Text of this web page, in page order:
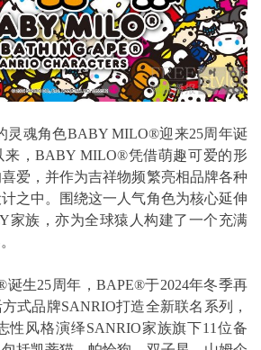
灵魂角色BABY MILO®迎来25周年诞
来，BABY MILO®凭借萌趣可爱的形
爱，并作为吉祥物频繁亮相品牌各种
之中。围绕这一人气角色为核心延伸
家族，亦为全球猿人构建了一个充满
生25周年，BAPE®于2024年冬季再
式品牌SANRIO打造全新联名系列，
性风格演绎SANRIO家族旗下11位备